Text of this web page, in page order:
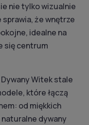
nie tylko wizualnie
że wnętrze
idealne na
się centrum
Witek stale
które łączą
od miękkich
dywany